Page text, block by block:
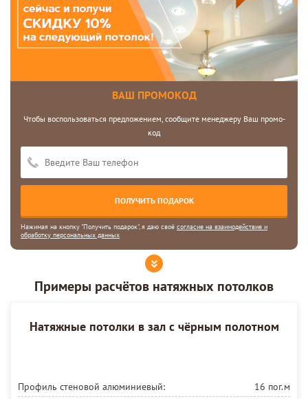
ВАШ ПРОМОКОД
Чтобы воспользоваться предложением, сообщите менеджеру Ваш промо-
код
Нажимая на кнопку "Получить подарок", я даю своё согласие на взаимодействие и
обработку персональных данных
Примеры расчётов натяжных потолков
Натяжные потолки в зал с чёрным полотном
Профиль стеновой алюминиевый: 16 пог.м